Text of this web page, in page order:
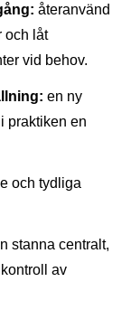
återanvänd
och låt
vid behov.
en ny
praktiken en
och tydliga
stanna centralt,
av